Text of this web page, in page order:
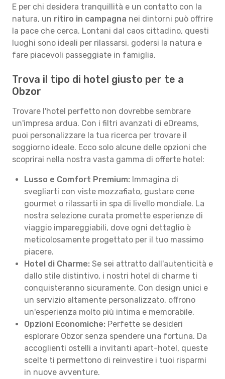
E per chi desidera tranquillità e un contatto con la
natura, un ritiro in campagna nei dintorni può offrire
la pace che cerca. Lontani dal caos cittadino, questi
luoghi sono ideali per rilassarsi, godersi la natura e
fare piacevoli passeggiate in famiglia.
Trova il tipo di hotel giusto per te a
Obzor
Trovare l'hotel perfetto non dovrebbe sembrare
un'impresa ardua. Con i filtri avanzati di eDreams,
puoi personalizzare la tua ricerca per trovare il
soggiorno ideale. Ecco solo alcune delle opzioni che
scoprirai nella nostra vasta gamma di offerte hotel:
Lusso e Comfort Premium: Immagina di
svegliarti con viste mozzafiato, gustare cene
gourmet o rilassarti in spa di livello mondiale. La
nostra selezione curata promette esperienze di
viaggio impareggiabili, dove ogni dettaglio è
meticolosamente progettato per il tuo massimo
piacere.
Hotel di Charme: Se sei attratto dall'autenticità e
dallo stile distintivo, i nostri hotel di charme ti
conquisteranno sicuramente. Con design unici e
un servizio altamente personalizzato, offrono
un'esperienza molto più intima e memorabile.
Opzioni Economiche: Perfette se desideri
esplorare Obzor senza spendere una fortuna. Da
accoglienti ostelli a invitanti apart-hotel, queste
scelte ti permettono di reinvestire i tuoi risparmi
in nuove avventure.